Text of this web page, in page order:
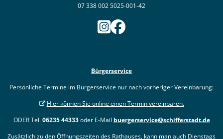
07 338 002 5025-001-42
Bürgerservice
Persönliche Termine im Bürgerservice nur nach vorheriger Vereinbarung:
Hier können Sie online einen Termin vereinbaren.
ODER Tel.06235 44333oder E-Mail buergerservice@schifferstadt.de
Zusätzlich zu den Öffnungszeiten des Rathauses, kann man auch Dienstags